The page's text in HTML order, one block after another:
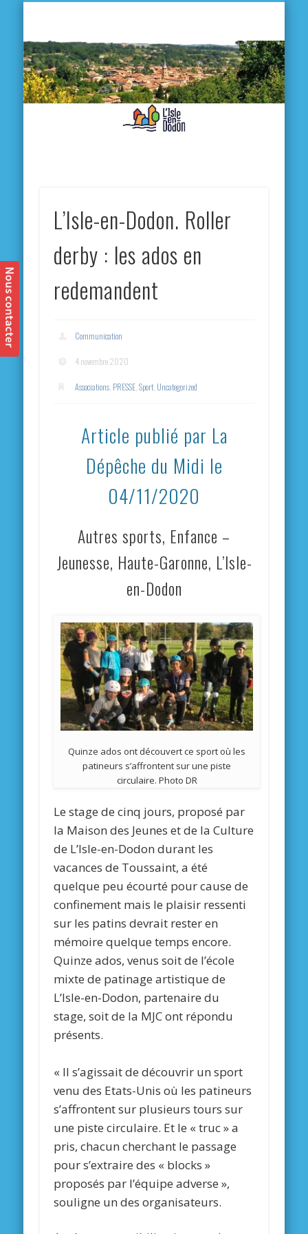
L’Isle-en-Dodon. Roller
derby : les ados en
redemandent
Communication
4 novembre 2020
Associations PRESSE ,Sport Uncategorized
Article publié par La
Dépêche du Midi le
04/11/2020
Autres sports, Enfance –
Jeunesse, Haute-Garonne, L’Isle-
en-Dodon
Quinze ados ont découvert ce sport où les
patineurs s’affrontent sur une piste
circulaire. Photo DR
Le stage de cinq jours, proposé par
la Maison des Jeunes et de la Culture
de L’Isle-en-Dodon durant les
vacances de Toussaint, a été
quelque peu écourté pour cause de
confinement mais le plaisir ressenti
sur les patins devrait rester en
mémoire quelque temps encore.
Quinze ados, venus soit de l’école
mixte de patinage artistique de
L’Isle-en-Dodon, partenaire du
stage, soit de la MJC ont répondu
présents.
« Il s’agissait de découvrir un sport
venu des Etats-Unis où les patineurs
s’affrontent sur plusieurs tours sur
une piste circulaire. Et le « truc » a
pris, chacun cherchant le passage
pour s’extraire des « blocks »
proposés par l’équipe adverse »,
souligne un des organisateurs.